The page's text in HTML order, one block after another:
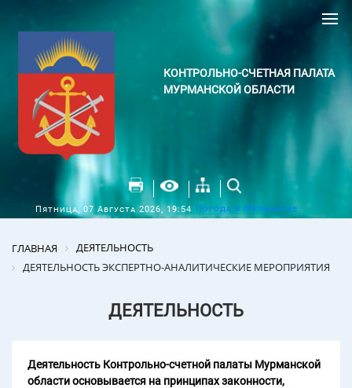
КОНТРОЛЬНО-СЧЕТНАЯ ПАЛАТА
МУРМАНСКОЙ ОБЛАСТИ
Пятница, 07 Августа 2026, 19:54 Погода в Мурманске
ГЛАВНАЯ
ДЕЯТЕЛЬНОСТЬ
ДЕЯТЕЛЬНОСТЬ ЭКСПЕРТНО-АНАЛИТИЧЕСКИЕ МЕРОПРИЯТИЯ
ДЕЯТЕЛЬНОСТЬ
Деятельность Контрольно-счетной палаты Мурманской
области основывается на принципах законности,